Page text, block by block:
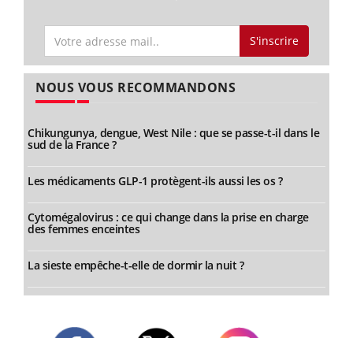
S'inscrire
NOUS VOUS RECOMMANDONS
Chikungunya, dengue, West Nile : que se passe-t-il dans le
sud de la France ?
Les médicaments GLP-1 protègent-ils aussi les os ?
Cytomégalovirus : ce qui change dans la prise en charge
des femmes enceintes
La sieste empêche-t-elle de dormir la nuit ?